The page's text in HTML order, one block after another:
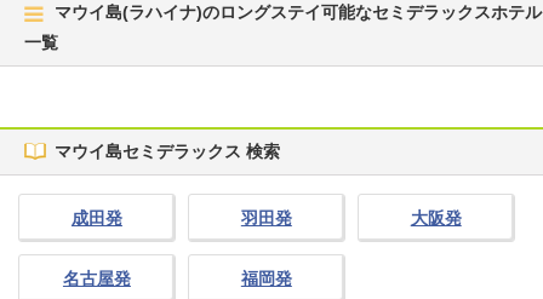
マウイ島(ラハイナ)のロングステイ可能なセミデラックスホテル
一覧
マウイ島セミデラックス 検索
成田発 羽田発 大阪発
名古屋発 福岡発